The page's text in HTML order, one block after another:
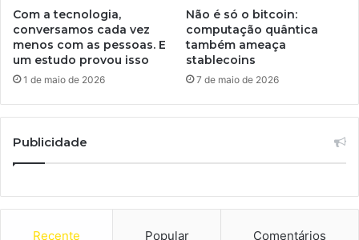
Com a tecnologia,
conversamos cada vez
menos com as pessoas. E
um estudo provou isso
1 de maio de 2026
Não é só o bitcoin:
computação quântica
também ameaça
stablecoins
7 de maio de 2026
Publicidade
Recente Popular Comentários